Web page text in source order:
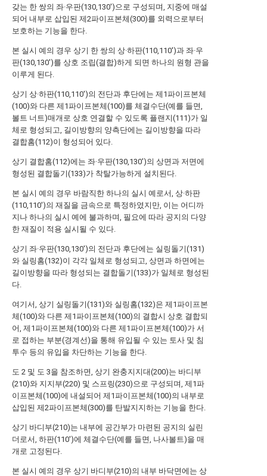
갖는 한 쌍의 좌·우판(130,130')으로 구성되며, 지중에 매설
되어 내부로 삽입된 제2파이프본체(300)를 외력으로부터
보호하는 기능을 한다.
본 실시 예의 경우 상기 한 쌍의 상·하판(110,110')과 좌·우
판(130,130')를 상호 조립(결합)하게 되면 하나의 원형 관을
이루게 된다.
상기 상·하판(110,110')의 전단과 후단에는 제1파이프본체
(100)와 다른 제1파이프본체(100)를 체결수단(예를 들면,
볼트 너트)매개로 상호 연결할 수 있도록 플랜지(111)가 일
체로 형성되고, 길이방향의 양측단에는 길이방향을 따라
결합홈(112)이 형성되어 있다.
상기 결합홈(112)에는 좌·우판(130,130')의 상면과 저면에
형성된 결합돌기(133)가 착탈가능하게 설치된다.
본 실시 예의 경우 바람직한 하나의 실시 예로서, 상·하판
(110,110')의 재질을 금속으로 특정하였지만, 이는 어디까
지나 하나의 실시 예에 불과하며, 필요에 따라 공지의 다양
한 재질이 적용 실시될 수 있다.
상기 좌·우판(130,130')의 전단과 후단에는 실링돌기(131)
와 실링홈(132)이 각각 일체로 형성되고, 상면과 하면에는
길이방향을 따라 형성되는 결합돌기(133)가 일체로 형성된
다.
여기서, 상기 실링돌기(131)와 실링홈(132)은 제1파이프본
체(100)와 다른 제1파이프본체(100)의 결합시 상호 결합되
어, 제1파이프본체(100)와 다른 제1파이프본체(100)가 서
로 접하는 부분(경계선)을 통해 유입될 수 있는 토사 및 침
투수 등의 유입을 차단하는 기능을 한다.
도 2 및 도 3을 참조하면, 상기 완충지지대(200)는 바디부
(210)와 지지부(220) 및 스프링(230)으로 구성되며, 제1파
이프본체(100)에 내설되어 제1파이프본체(100)의 내부로
삽입된 제2파이프본체(300)를 탄발지지하는 기능을 한다.
상기 바디부(210)는 내부에 공간부가 마련된 공지의 실린
더로서, 하판(110')에 체결수단(예를 들면, 나사볼트)을 매
개로 고정된다.
본 실시 예의 경우 상기 바디부(210)의 내부 바닥면에는 상